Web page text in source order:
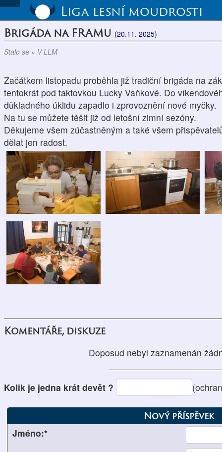
Liga lesní moudrosti
Brigáda na FRAMu (20.11. 2025)
Stalo se » V LLM
Začátkem listopadu proběhla již tradiční brigáda na
tentokrát pod taktovkou Lucky Vaňkové. Do
důkladného úklidu zapadlo i zprovoznění nové myčky.
Na tu se můžete těšit již od letošní zimní sezóny.
Děkujeme všem zúčastněným a také všem
dělat jen radost.
Komentáře, diskuze
Doposud nebyl zaznamenán
Kolik je jedna krát devět ?
Nový příspěvek
Jméno:*